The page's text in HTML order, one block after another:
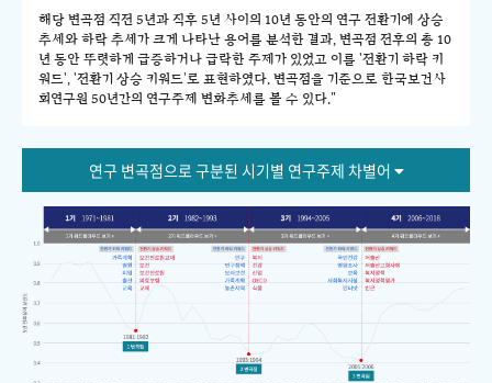
해당 변곡점 직전 5년과 직후 5년 사이의 10년 동안의 연구 전환기에 상승
추세와 하락 추세가 크게 나타난 용어를 분석한 결과, 변곡점 전후의 총 10
년 동안 뚜렷하게 급증하거나 급락한 주제가 있었고 이를 '전환기 하락 키
워드', '전환기 상승 키워드'로 표현하였다. 변곡점을 기준으로 한국보건사
회연구원 50년간의 연구주제 변화추세를 볼 수 있다."
연구 변곡점으로 구분된 시기별 연구주제 차별어